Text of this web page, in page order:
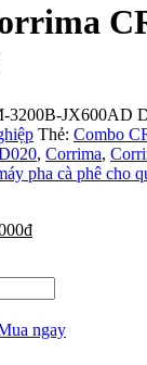
3200B-JX600AD
Thẻ: Combo
, Corrima,
pha cà phê cho
đGiá
ngay